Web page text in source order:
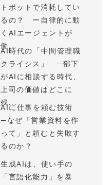
トボットで消耗してい
るの？ ー自律的に動
くAIエージェントが
働...
AI時代の「中間管理職
クライシス」 —部下
がAIに相談する時代、
上司の価値はどこに
残...
AIに仕事を頼む技術
—なぜ「営業資料を作
って」と頼むと失敗す
るのか？
生成AIは、使い手の
「言語化能力」を暴